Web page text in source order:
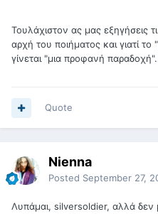
Τουλάχιστον ας μας εξηγήσεις
αρχή του ποιήματος και γιατί
γίνεται "μια προφανή
Quote
Nienna
Posted September 27,
Λυπάμαι, silversoldier, αλλά